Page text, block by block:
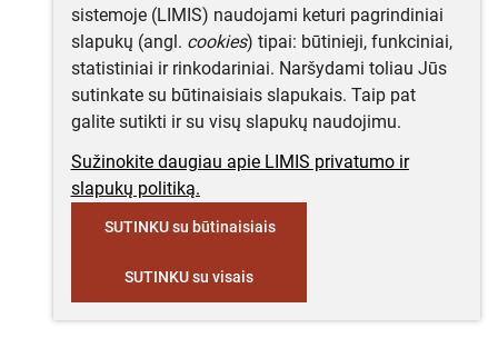
sistemoje (LIMIS) naudojami keturi pagrindiniai
slapukų (angl. cookies) tipai: būtinieji, funkciniai,
statistiniai ir rinkodariniai. Naršydami toliau Jūs
sutinkate su būtinaisiais slapukais. Taip pat
galite sutikti ir su visų slapukų naudojimu.
Sužinokite daugiau apie LIMIS privatumo ir
slapukų politiką.
SUTINKU su būtinaisiais
SUTINKU su visais